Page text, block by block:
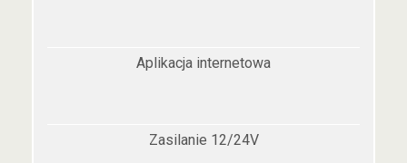
Aplikacja internetowa
Zasilanie 12/24V